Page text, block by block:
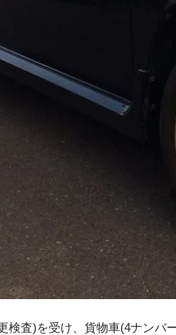
査)を受け、貨物車(4ナンバ